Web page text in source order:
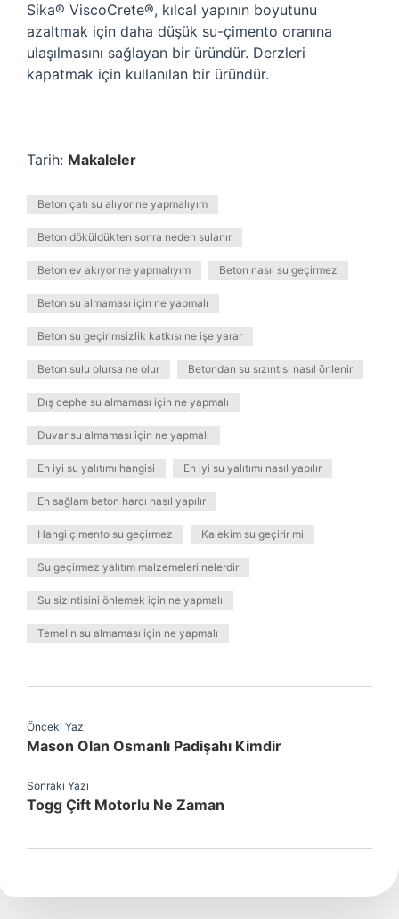
Sika® ViscoCrete®, kılcal yapının boyutunu
azaltmak için daha düşük su-çimento oranına
ulaşılmasını sağlayan bir üründür. Derzleri
kapatmak için kullanılan bir üründür.
Tarih: Makaleler
Beton çatı su alıyor ne yapmalıyım
Beton döküldükten sonra neden sulanır
Beton ev akıyor ne yapmalıyım Beton nasıl su geçirmez
Beton su almaması için ne yapmalı
Beton su geçirimsizlik katkısı ne işe yarar
Beton sulu olursa ne olur Betondan su sızıntısı nasıl önlenir
Dış cephe su almaması için ne yapmalı
Duvar su almaması için ne yapmalı
En iyi su yalıtımı hangisi En iyi su yalıtımı nasıl yapılır
En sağlam beton harcı nasıl yapılır
Hangi çimento su geçirmez Kalekim su geçirir mi
Su geçirmez yalıtım malzemeleri nelerdir
Su sizintisini önlemek için ne yapmalı
Temelin su almaması için ne yapmalı
Önceki Yazı
Mason Olan Osmanlı Padişahı Kimdir
Sonraki Yazı
Togg Çift Motorlu Ne Zaman